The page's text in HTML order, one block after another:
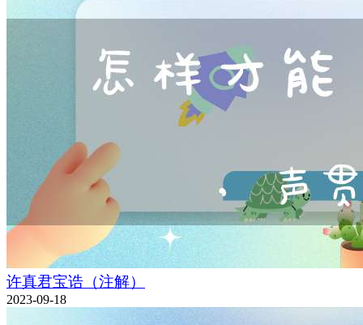
许真君宝诰（注解）
2023-09-18